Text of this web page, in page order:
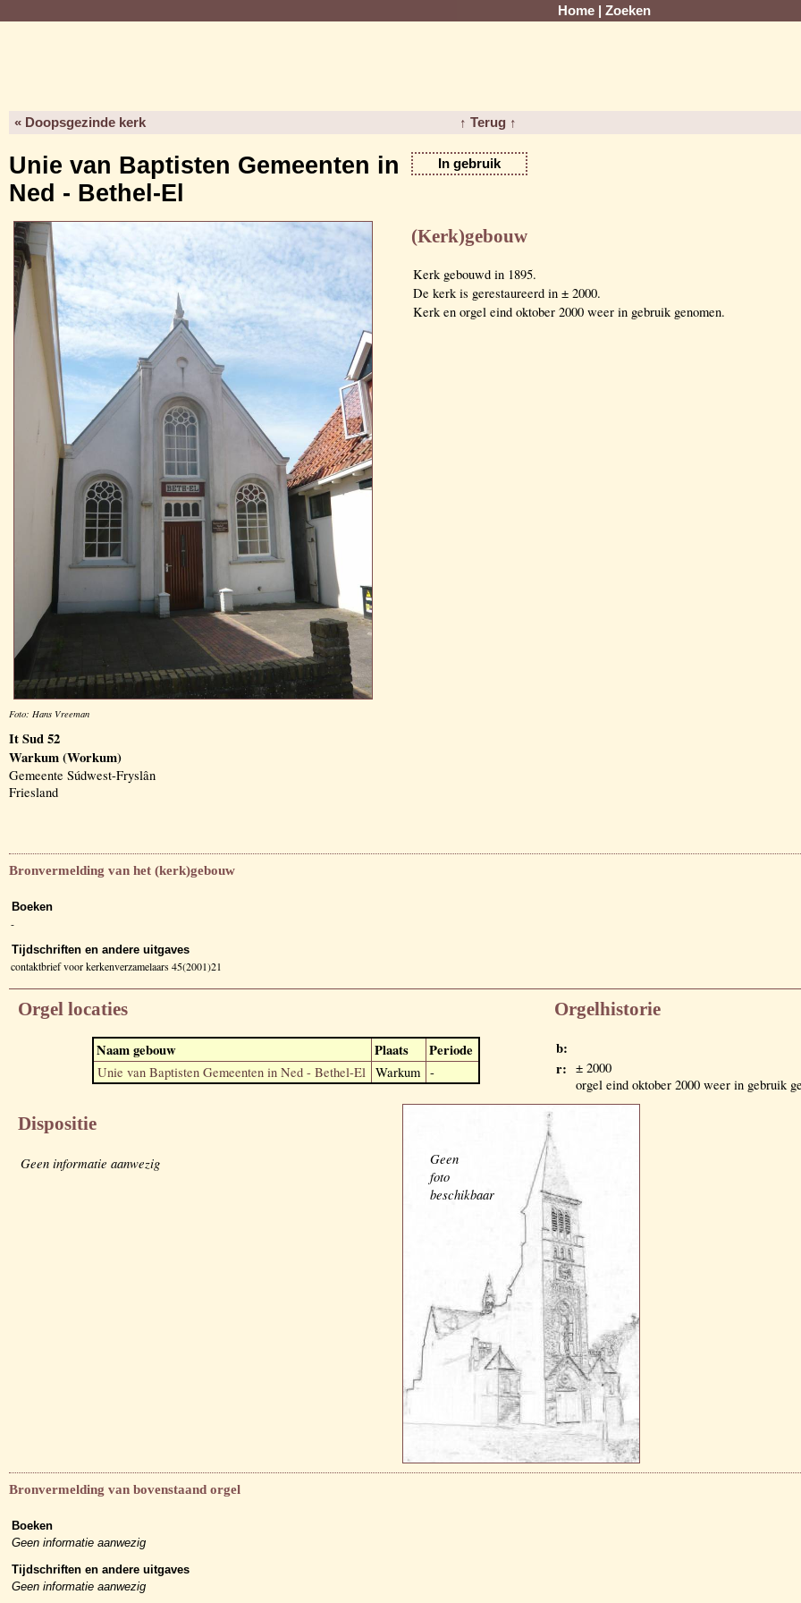
Home Zoeken
« Doopsgezinde kerk ↑ Terug ↑
Unie van Baptisten Gemeenten in
Ned - Bethel-El
In gebruik
Foto: Hans Vreeman
It Sud 52
Warkum (Workum)
Gemeente Súdwest-Fryslân
Friesland
(Kerk)gebouw
Kerk gebouwd in 1895.
De kerk is gerestaureerd in ± 2000.
Kerk en orgel eind oktober 2000 weer in gebruik genomen.
Bronvermelding van het (kerk)gebouw
Boeken
-
Tijdschriften en andere uitgaves
contaktbrief voor kerkenverzamelaars 45(2001)21
Orgel locaties
Naam gebouw Plaats Periode
Unie van Baptisten Gemeenten in Ned - Bethel-El Warkum -
Orgelhistorie
b:
r: ± 2000
orgel eind oktober 2000 weer in gebruik
Dispositie
Geen informatie aanwezig
Geen
foto
beschikbaar
Bronvermelding van bovenstaand orgel
Boeken
Geen informatie aanwezig
Tijdschriften en andere uitgaves
Geen informatie aanwezig